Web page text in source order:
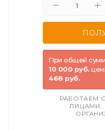
При общей
10 000 руб.
468 руб.
РАБОТАЕМ